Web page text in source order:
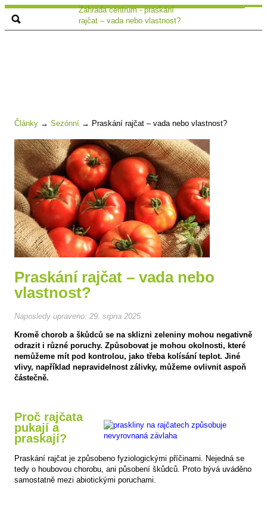
Zahrada centrum - praskání
rajčat – vada nebo vlastnost?
Články → Sezónní → Praskání rajčat – vada nebo vlastnost?
Praskání rajčat – vada nebo
vlastnost?
Naposledy upraveno: 29. srpna 2025
Kromě chorob a škůdců se na sklizni zeleniny mohou negativně
odrazit i různé poruchy. Způsobovat je mohou okolnosti, které
nemůžeme mít pod kontrolou, jako třeba kolísání teplot. Jiné
vlivy, například nepravidelnost zálivky, můžeme ovlivnit aspoň
částečně.
Proč rajčata
pukají a
praskají?
Praskání rajčat je způsobeno fyziologickými příčinami. Nejedná se
tedy o houbovou chorobu, ani působení škůdců. Proto bývá uváděno
samostatně mezi abiotickými poruchami.